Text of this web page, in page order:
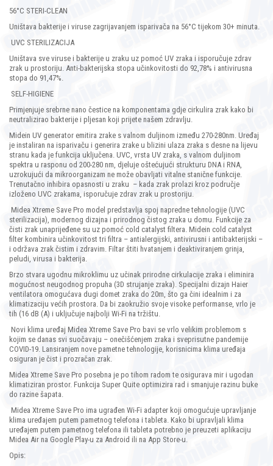
56°C STERI-CLEAN
Uništava bakterije i viruse zagrijavanjem isparivača na 56°C tijekom 30+ minuta.
UVC STERILIZACIJA
Uništava sve viruse i bakterije u zraku uz pomoć UV zraka i isporučuje zdrav
zrak u prostoriju. Anti-bakterijska stopa učinkovitosti do 92,78% i antivirusna
stopa do 91,47%.
SELF-HIGIENE
Primjenjuje srebrne nano čestice na komponentama gdje cirkulira zrak kako bi
neutralizirao bakterije i pljesan koji prijete našem zdravlju.
Midein UV generator emitira zrake s valnom duljinom između 270-280nm. Uređaj
je instaliran na isparivaču i generira zrake u blizini ulaza zraka s desne na lijevu
stranu kada je funkcija uključena. UVC, vrsta UV zraka, s valnom duljinom
spektra u rasponu od 200-280 nm, djeluje oštećujući strukturu DNA i RNA,
uzrokujući da mikroorganizam ne može obavljati vitalne stanične funkcije.
Trenutačno inhibira opasnosti u zraku – kada zrak prolazi kroz područje
izloženo UVC zrakama, isporučuje zdrav zrak u prostoriju.
Midea Xtreme Save Pro model predstavlja spoj napredne tehnologije (UVC
sterilizacija), modernog dizajna i prirodnog čistog zraka u domu. Funkcije za
čisti zrak unaprijeđene su uz pomoć cold catalyst filtera. Midein cold catalyst
filter kombinira učinkovitost tri filtra – antialergijski, antivirusni i antibakterijski –
i održava zrak čistim i zdravim. Filtar štiti hvatanjem i deaktiviranjem grinja,
peludi, virusa i bakterija.
Brzo stvara ugodnu mikroklimu uz učinak prirodne cirkulacije zraka i eliminira
mogućnost neugodnog propuha (3D strujanje zraka). Specijalni dizajn Haier
ventilatora omogućava dugi domet zraka do 20m, što ga čini idealnim i za
klimatizaciju većih prostora. Da bi zaokružio svoje visoke performanse, vrlo je
tih (16 dB (A) i uključuje najbolji Wi-Fi na tržištu.
Novi klima uređaj Midea Xtreme Save Pro bavi se vrlo velikim problemom s
kojim se danas svi suočavaju – onečišćenjem zraka i sveprisutne pandemije
COVID-19. Lansiranjem nove pametne tehnologije, korisnicima klima uređaja
osiguran je čist i prozračan zrak.
Midea Xtreme Save Pro posebna je po tihom radom te osigurava mir i ugodan
klimatiziran prostor. Funkcija Super Quite optimizira rad i smanjuje razinu buke
do razine šapata.
Midea Xtreme Save Pro ima ugrađen Wi-Fi adapter koji omogućuje upravljanje
klima uređajem putem pametnog telefona i tableta. Kako bi upravljali klima
uređajem putem pametnog telefona ili tableta potrebno je preuzeti aplikaciju
Midea Air na Google Play-u za Android ili na App Store-u.
Opis: